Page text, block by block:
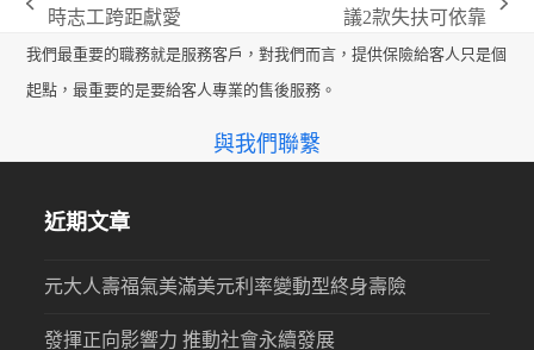
previous
post:
時志工跨距獻愛
post:
議2款失扶可依靠
我們最重要的職務就是服務客戶，對我們而言，提供保險給客人只是個
起點，最重要的是要給客人專業的售後服務。
與我們聯繫
近期文章
元大人壽福氣美滿美元利率變動型終身壽險
發揮正向影響力 推動社會永續發展